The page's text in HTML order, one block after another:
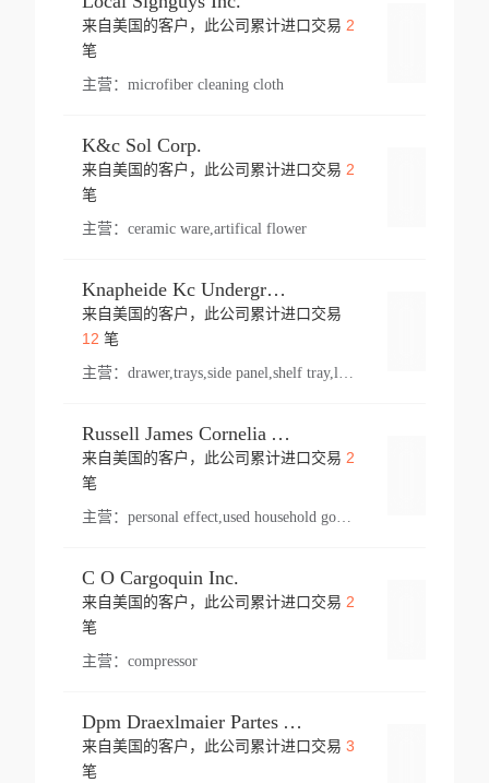
来自美国的客户，此公司累计进口交易 2
笔
主营： microfiber cleaning cloth
K&c Sol Corp.
来自美国的客户，此公司累计进口交易 2
笔
主营： ceramic ware,artifical flower
Knapheide Kc Underground
来自美国的客户，此公司累计进口交易
12 笔
主营：
Russell James Cornelia Arlington Va
来自美国的客户，此公司累计进口交易 2
笔
主营： personal effect,used household goods
C O Cargoquin Inc.
来自美国的客户，此公司累计进口交易 2
笔
主营： compressor
Dpm Draexlmaier Partes Automotrices Corr Ind Huejotzingo
来自美国的客户，此公司累计进口交易 3
笔